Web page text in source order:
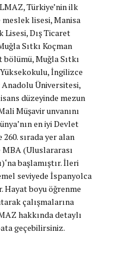
Türkiye’nin ilk
lisesi, Manisa
Dış Ticaret
Sıtkı Koçman
Muğla Sıtkı
İngilizce
Üniversitesi,
düzeyinde mezun
Müşavir unvanını
en iyi Devlet
sırada yer alan
(Uluslararası
başlamıştır. İleri
seviyede İspanyolca
Hayat boyu öğrenme
çalışmalarına
hakkında detaylı
geçebilirsiniz.